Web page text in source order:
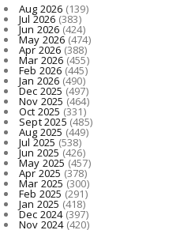
Aug 2026 (139)
Jul 2026 (383)
Jun 2026(424)
May 2026(474)
Apr 2026 (388)
Mar 2026(455)
Feb 2026 (445)
Jan 2026 (490)
Dec 2025(497)
Nov 2025 (464)
Oct 2025 (331)
Sept 2025 (485)
Aug 2025 (449)
Jul 2025 (538)
Jun 2025(426)
May 2025(457)
Apr 2025 (378)
Mar 2025 (300)
Feb 2025 (291)
Jan 2025 (418)
Dec 2024(397)
Nov 2024(420)